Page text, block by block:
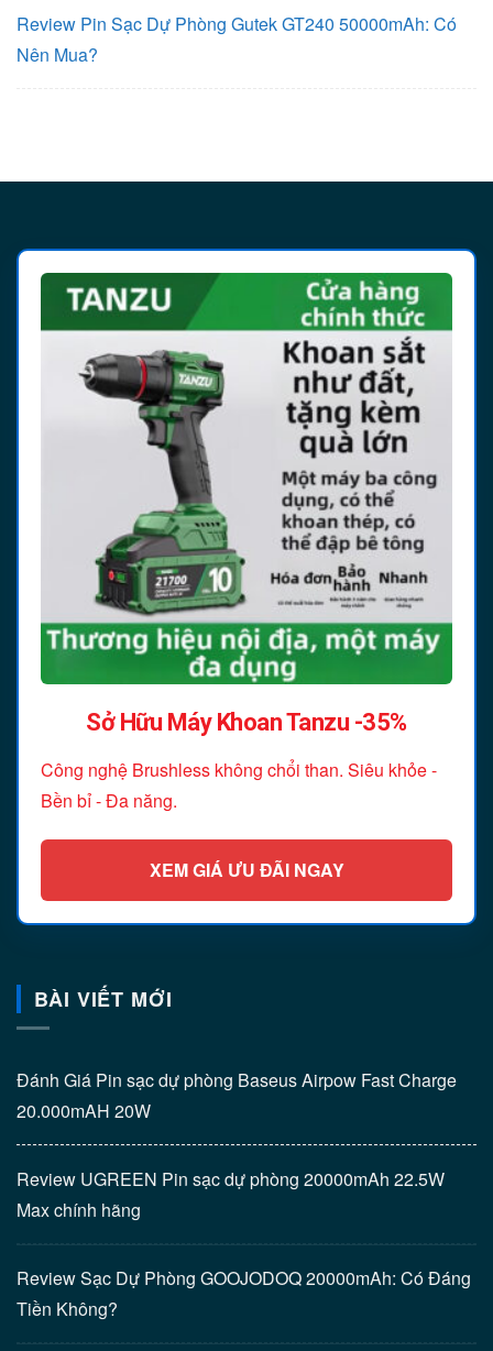
Review Pin Sạc Dự Phòng Gutek GT240 50000mAh: Có
Nên Mua?
Sở Hữu Máy Khoan Tanzu -35%
Công nghệ Brushless không chổi than. Siêu khỏe -
Bền bỉ - Đa năng.
XEM GIÁ ƯU ĐÃI NGAY
BÀI VIẾT MỚI
Đánh Giá Pin sạc dự phòng Baseus Airpow Fast Charge
20.000mAH 20W
Review UGREEN Pin sạc dự phòng 20000mAh 22.5W
Max chính hãng
Review Sạc Dự Phòng GOOJODOQ 20000mAh: Có Đáng
Tiền Không?